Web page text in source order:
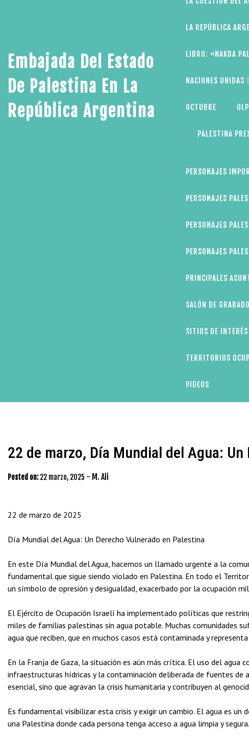
Embajada Del Estado
De Palestina En La
República Argentina
LA REPÚBLICA
LIBRO: «NAKBA
NACIONES UNIDAS
OCTUBRE OLP
PALESTINA
PERSONAJES
PERSONAJES
PERSONAJES
PERSONAJES
PRINCIPALES
SALÓN DE
SITIOS DE INTERÉS
TERRITORIOS
VIDEOS
22 de marzo, Día Mundial del Agua:
Posted on: 22 marzo, 2025 - M. Ali
22 de marzo de 2025
Día Mundial del Agua: Un Derecho Vulnerado en Palestina
En este Día Mundial del Agua, hacemos un llamado urgente a la
fundamental que sigue siendo violado en Palestina. En todo el
un símbolo de opresión y desigualdad, exacerbado por la ocupación
El Ejército de Ocupación Israelí ha implementado políticas que
miles de familias palestinas sin agua potable. Muchas comunidades
agua que reciben, que en muchos casos está contaminada y
En la Franja de Gaza, la situación es aún más crítica. El uso del agua
infraestructuras hídricas y la contaminación deliberada de fuentes de
esencial, sino que agravan la crisis humanitaria y contribuyen al
Es fundamental visibilizar esta crisis y exigir un cambio. El agua es un
una Palestina donde cada persona tenga acceso a agua limpia y segura.